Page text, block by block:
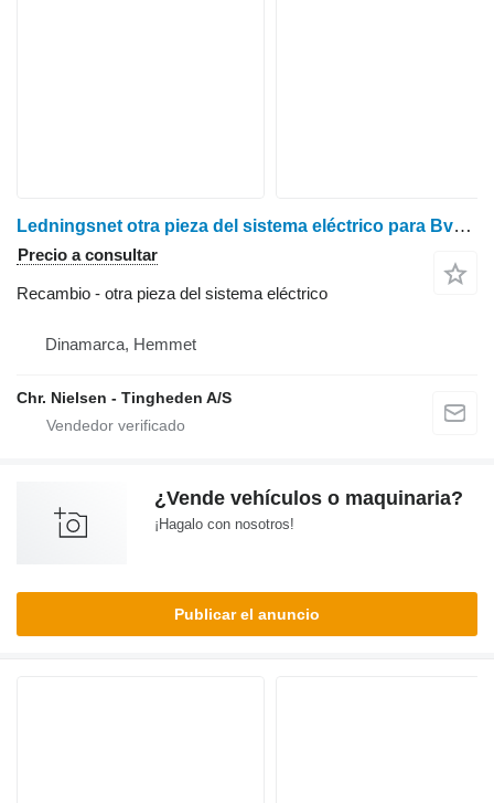
Ledningsnet otra pieza del sistema eléctrico para BvL V-Mix20 Plus carro mezclador
Precio a consultar
Recambio - otra pieza del sistema eléctrico
Dinamarca, Hemmet
Chr. Nielsen - Tingheden A/S
¿Vende vehículos o maquinaria?
¡Hagalo con nosotros!
Publicar el anuncio